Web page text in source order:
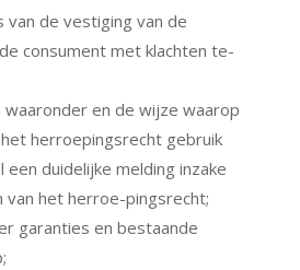
van de vestiging van de
consument met klachten te-
en de wijze waarop
herroepingsrecht gebruik
een duidelijke melding inzake
het herroe-pingsrecht;
garanties en bestaande